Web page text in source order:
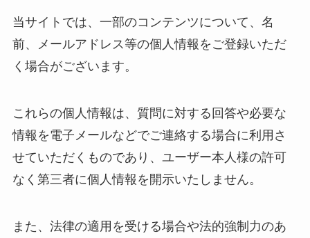
当サイトでは、一部のコンテンツについて、名
前、メールアドレス等の個人情報をご登録いただ
く場合がございます。
これらの個人情報は、質問に対する回答や必要な
情報を電子メールなどでご連絡する場合に利用さ
せていただくものであり、ユーザー本人様の許可
なく第三者に個人情報を開示いたしません。
また、法律の適用を受ける場合や法的強制力のあ